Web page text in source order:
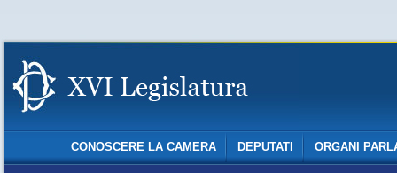
CONOSCERE LA CAMERA DEPUTATI ORGANI